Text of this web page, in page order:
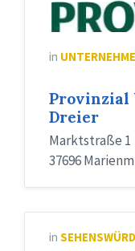
in
Provinzial
Dreier
Marktstraße 1
37696
in